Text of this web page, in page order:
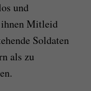
und
ihnen Mitleid
Soldaten
als zu